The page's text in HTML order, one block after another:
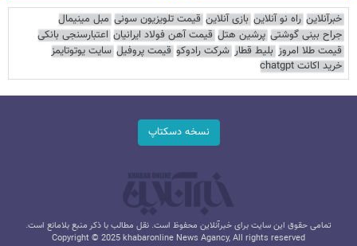
خبرآنلاین راه نو آنلاین بازی آنلاین قیمت تلویزیون سونی مبل مینیمال
جراح بینی گوشتی پرشین هتل قیمت آهن فولاد ایرانیان اعتبارسنجی بانکی
قیمت طلا امروز بلیط قطار شرکت رادوکو قیمت پروفیل سایت یوتوتایمز
خرید اکانت chatgpt
نسخه دسکتاپ
تمامی حقوق این سایت برای خبرآنلاین محفوظ است. نقل مطالب با ذکر منبع بلامانع است.
Copyright © 2025 khabaronline News Agancy, All rights reserved